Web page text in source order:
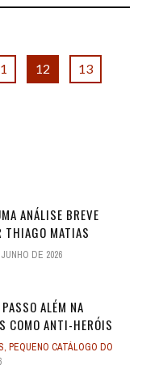
12 13
ANÁLISE BREVE
THIAGO MATIAS
DE 2026
ALÉM NA
COMO ANTI-HERÓIS
, PEQUENO CATÁLOGO DO